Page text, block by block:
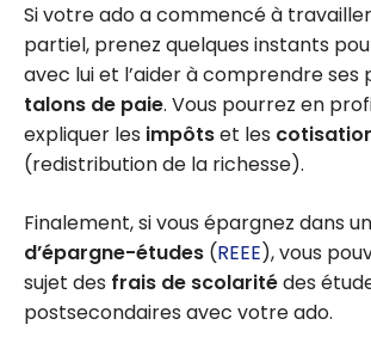
Si votre ado a commencé à
partiel, prenez quelques instants
avec lui et l’aider à comprendre ses
talons de paie. Vous pourrez en
expliquer les impôtset les
(redistribution de la richesse).
Finalement, si vous épargnez dans un
d’épargne-études (REEE), vous
sujet des frais de scolaritédes
postsecondaires avec votre ado.